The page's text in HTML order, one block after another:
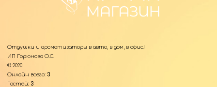
Отдушки и ароматизаторы в авто, в дом, в офис!
ИП Горюнова О.С.
© 2020
Онлайн всего: 3
Гостей: 3